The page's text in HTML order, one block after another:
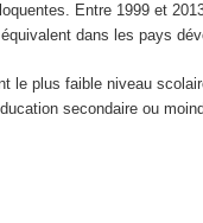
Entre 1999 et
dans les pays
le plus faible niveau
secondaire ou